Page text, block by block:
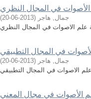
الأصوات في المجال النظري
جمال, هاجر (
2013-06-20
)
علم الاصوات في المجال النظري
في المجال التطبيقي
جمال, هاجر (
2013-06-20
)
الاصوات في المجال التطبيقي
الأصوات في مجال المعني